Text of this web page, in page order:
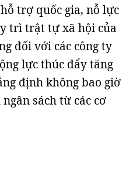
trợ quốc gia, nỗ lực
trì trật tự xã hội của
đối với các công ty
lực thúc đẩy tăng
định không bao giờ
sách từ các cơ